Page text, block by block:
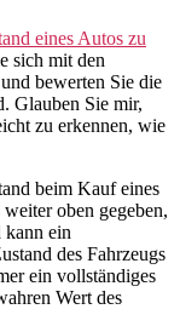
eines Autos zu
sich mit den
bewerten Sie die
Glauben Sie mir,
zu erkennen, wie
beim Kauf eines
oben gegeben,
kann ein
des Fahrzeugs
ein vollständiges
Wert des